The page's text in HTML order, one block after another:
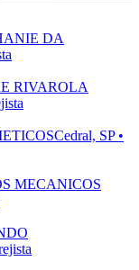
DA
RIVAROLA
Cedral, SP •
MECANICOS